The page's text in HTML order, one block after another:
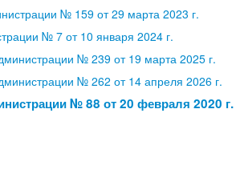
№ 159 от 29 марта 2023 г.
№ 7 от 10 января 2024 г.
№ 239 от 19 марта 2025 г.
№ 262 от 14 апреля 2026 г.
№ 88 от 20 февраля 2020 г.